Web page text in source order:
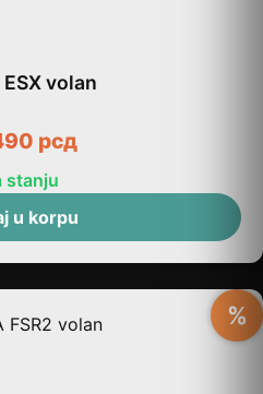
volan
рсд
stanju
u korpu